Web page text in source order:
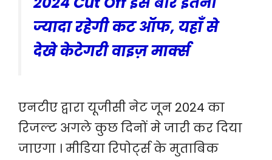
ज्यादा रहेगी कट ऑफ, यहाँ से
देखे केटेगरी वाइज़ मार्क्स
एनटीए द्वारा यूजीसी नेट जून 2024 का
रिजल्ट अगले कुछ दिनों मे जारी कर दिया
जाएगा । मीडिया रिपोर्ट्स के मुताबिक